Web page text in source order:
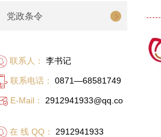
党政条令
联系人： 李书记
联系电话： 0871—68581749
E-Mail：
2912941933@qq.co
在 线 QQ：
2912941933